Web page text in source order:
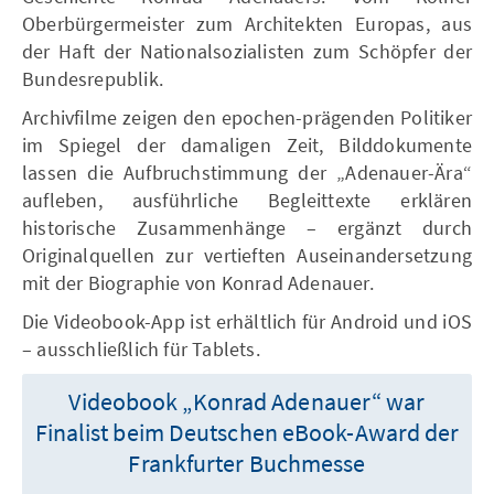
Oberbürgermeister zum Architekten Europas, aus
der Haft der Nationalsozialisten zum Schöpfer der
Bundesrepublik.
Archivfilme zeigen den epochen-prägenden Politiker
im Spiegel der damaligen Zeit, Bilddokumente
lassen die Aufbruchstimmung der „Adenauer-Ära“
aufleben, ausführliche Begleittexte erklären
historische Zusammenhänge – ergänzt durch
Originalquellen zur vertieften Auseinandersetzung
mit der Biographie von Konrad Adenauer.
Die Videobook-App ist erhältlich für Android und iOS
– ausschließlich für Tablets.
Videobook „Konrad Adenauer“ war
Finalist beim Deutschen eBook-Award der
Frankfurter Buchmesse